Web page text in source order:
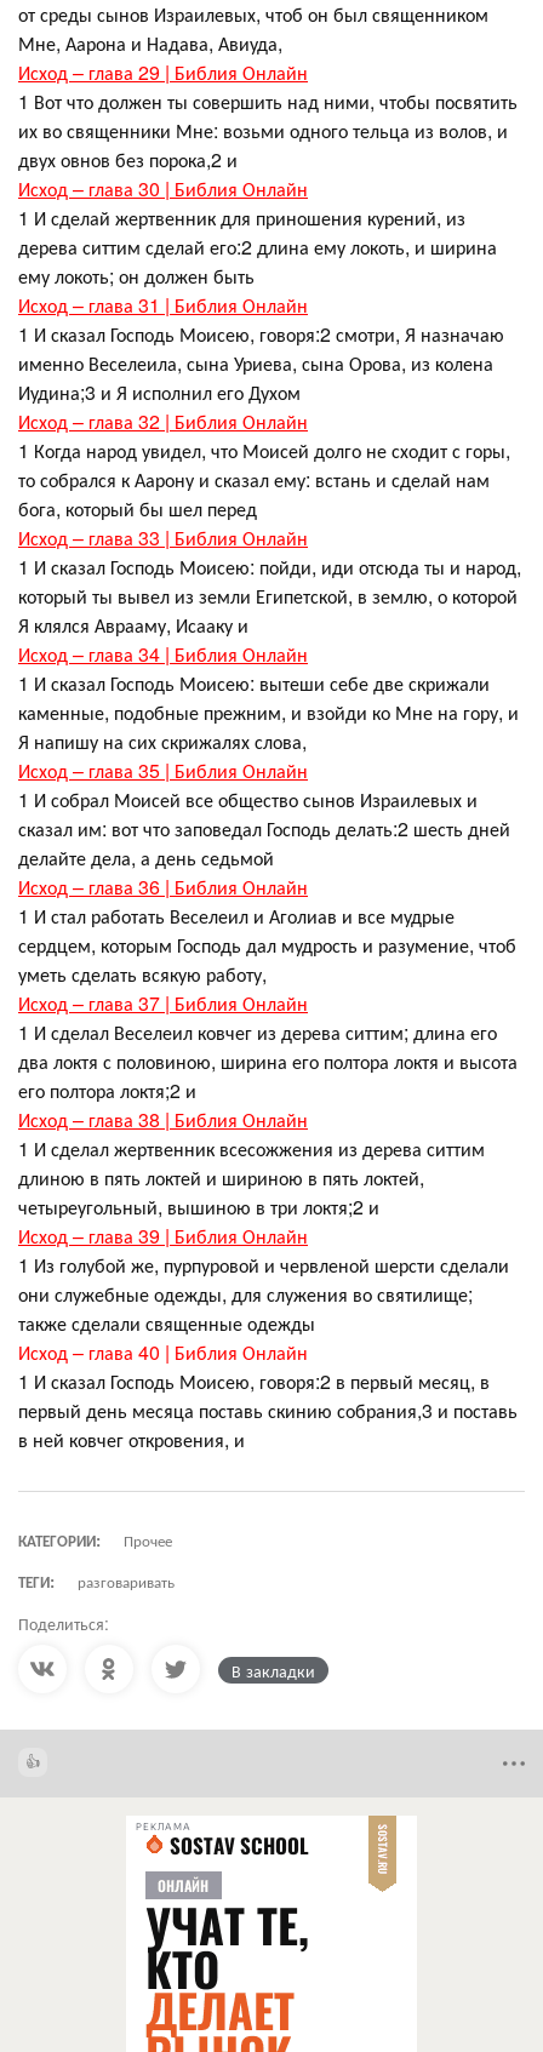
от среды сынов Израилевых, чтоб он был священником
Мне, Аарона и Надава, Авиуда,
Исход – глава 29 | Библия Онлайн
1 Вот что должен ты совершить над ними, чтобы посвятить
их во священники Мне: возьми одного тельца из волов, и
двух овнов без порока,2 и
Исход – глава 30 | Библия Онлайн
1 И сделай жертвенник для приношения курений, из
дерева ситтим сделай его:2 длина ему локоть, и ширина
ему локоть; он должен быть
Исход – глава 31 | Библия Онлайн
1 И сказал Господь Моисею, говоря:2 смотри, Я назначаю
именно Веселеила, сына Уриева, сына Орова, из колена
Иудина;3 и Я исполнил его Духом
Исход – глава 32 | Библия Онлайн
1 Когда народ увидел, что Моисей долго не сходит с горы,
то собрался к Аарону и сказал ему: встань и сделай нам
бога, который бы шел перед
Исход – глава 33 | Библия Онлайн
1 И сказал Господь Моисею: пойди, иди отсюда ты и народ,
который ты вывел из земли Египетской, в землю, о которой
Я клялся Аврааму, Исааку и
Исход – глава 34 | Библия Онлайн
1 И сказал Господь Моисею: вытеши себе две скрижали
каменные, подобные прежним, и взойди ко Мне на гору, и
Я напишу на сих скрижалях слова,
Исход – глава 35 | Библия Онлайн
1 И собрал Моисей все общество сынов Израилевых и
сказал им: вот что заповедал Господь делать:2 шесть дней
делайте дела, а день седьмой
Исход – глава 36 | Библия Онлайн
1 И стал работать Веселеил и Аголиав и все мудрые
сердцем, которым Господь дал мудрость и разумение, чтоб
уметь сделать всякую работу,
Исход – глава 37 | Библия Онлайн
1 И сделал Веселеил ковчег из дерева ситтим; длина его
два локтя с половиною, ширина его полтора локтя и высота
его полтора локтя;2 и
Исход – глава 38 | Библия Онлайн
1 И сделал жертвенник всесожжения из дерева ситтим
длиною в пять локтей и шириною в пять локтей,
четыреугольный, вышиною в три локтя;2 и
Исход – глава 39 | Библия Онлайн
1 Из голубой же, пурпуровой и червленой шерсти сделали
они служебные одежды, для служения во святилище;
также сделали священные одежды
Исход – глава 40 | Библия Онлайн
1 И сказал Господь Моисею, говоря:2 в первый месяц, в
первый день месяца поставь скинию собрания,3 и поставь
в ней ковчег откровения, и
КАТЕГОРИИ:
Прочее
ТЕГИ:
разговаривать
Поделиться:
В закладки
РЕКЛАМА